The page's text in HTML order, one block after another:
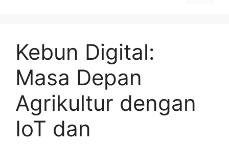
Kebun Digital:
Masa Depan
Agrikultur dengan
IoT dan